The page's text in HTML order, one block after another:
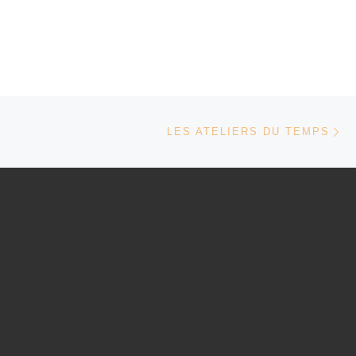
LES ATELIERS DU TEMPS